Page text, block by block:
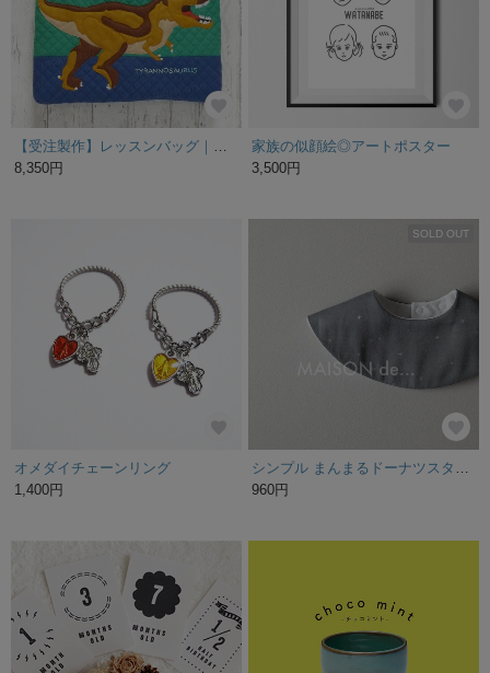
8,350円
家族の似顔絵◎アートポスター
3,500円
オメダイチェーンリング
1,400円
SOLD OUT
960円